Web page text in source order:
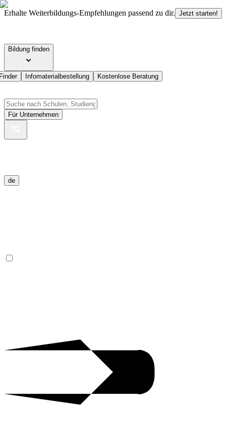
Erhalte Weiterbildungs-Empfehlungen passend zu dir. Jetzt starten!
Bildung finden
Infomaterialbestellung Kostenlose Beratung
Für Unternehmen
de